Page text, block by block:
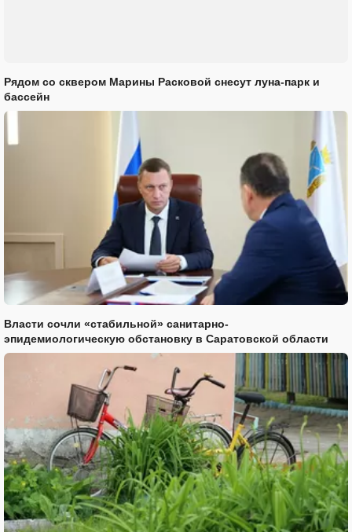
Рядом со сквером Марины Расковой снесут луна-парк и
бассейн
Власти сочли «стабильной» санитарно-
эпидемиологическую обстановку в Саратовской области